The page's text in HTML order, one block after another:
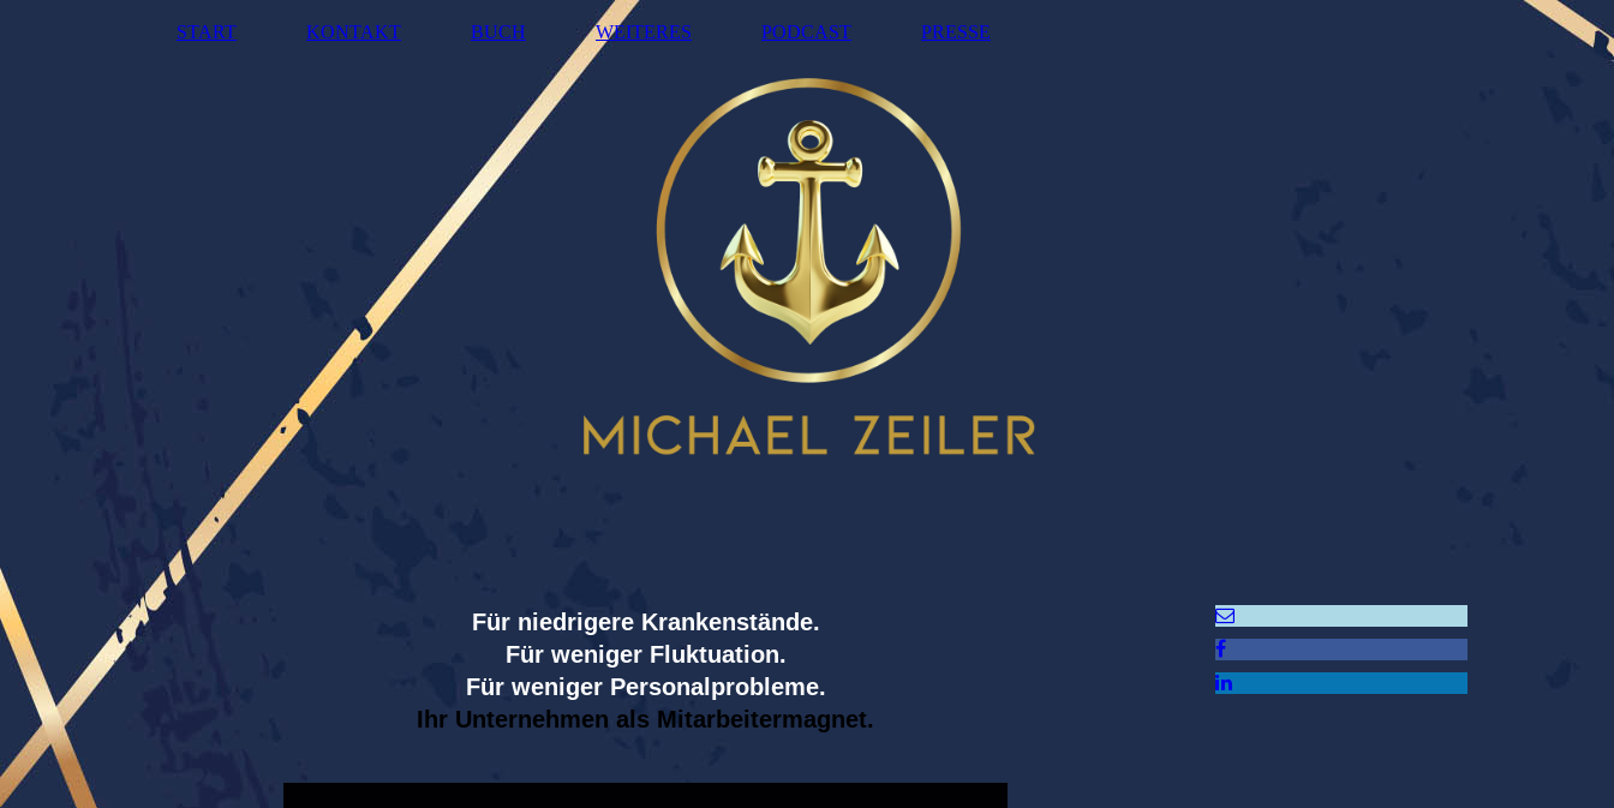
START KONTAKT BUCH WEITERES PODCAST PRESSE
Für niedrigere Krankenstände.
Für weniger Fluktuation.
Für weniger Personalprobleme.
Ihr Unternehmen als Mitarbeitermagnet.